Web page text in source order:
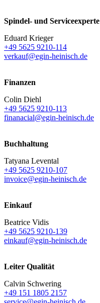
Spindel- und Serviceexperte
Eduard Krieger
+49 5625 9210-114
verkauf@egin-heinisch.de
Finanzen
Colin Diehl
+49 5625 9210-113
finanacial@egin-heinisch.de
Buchhaltung
Tatyana Levental
+49 5625 9210-107
invoice@egin-heinisch.de
Einkauf
Beatrice Vidis
+49 5625 9210-139
einkauf@egin-heinisch.de
Leiter Qualität
Calvin Schwering
+49 151 1805 2157